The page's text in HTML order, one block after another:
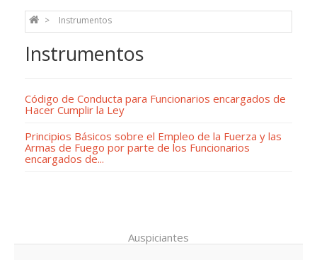
Instrumentos
Instrumentos
Código de Conducta para Funcionarios encargados de
Hacer Cumplir la Ley
Principios Básicos sobre el Empleo de la Fuerza y las
Armas de Fuego por parte de los Funcionarios
encargados de...
Auspiciantes